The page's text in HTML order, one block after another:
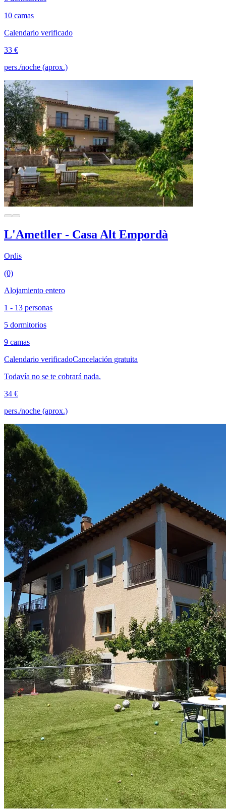
10 camas
Calendario verificado
33 €
pers./noche (aprox.)
L'Ametller - Casa Alt Empordà
Ordis
(0)
Alojamiento entero
1 - 13 personas
5 dormitorios
9 camas
Calendario verificadoCancelación gratuita
Todavía no se te cobrará nada.
34 €
pers./noche (aprox.)